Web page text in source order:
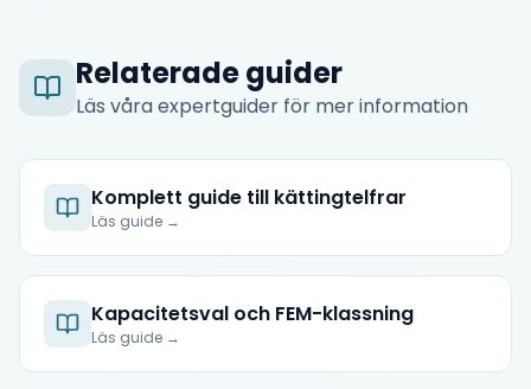
Relaterade guider
Läs våra expertguider för mer information
Komplett guide till kättingtelfrar
Läs guide →
Kapacitetsval och FEM-klassning
Läs guide →